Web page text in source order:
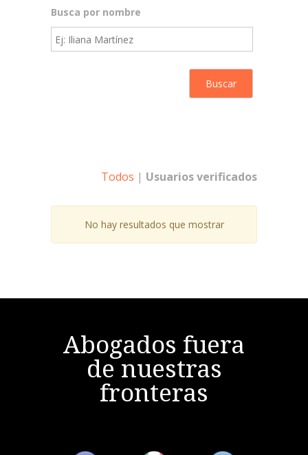
Busca por nombre
Todos | Usuarios verificados
No hay resultados que mostrar
Abogados fuera
de nuestras
fronteras